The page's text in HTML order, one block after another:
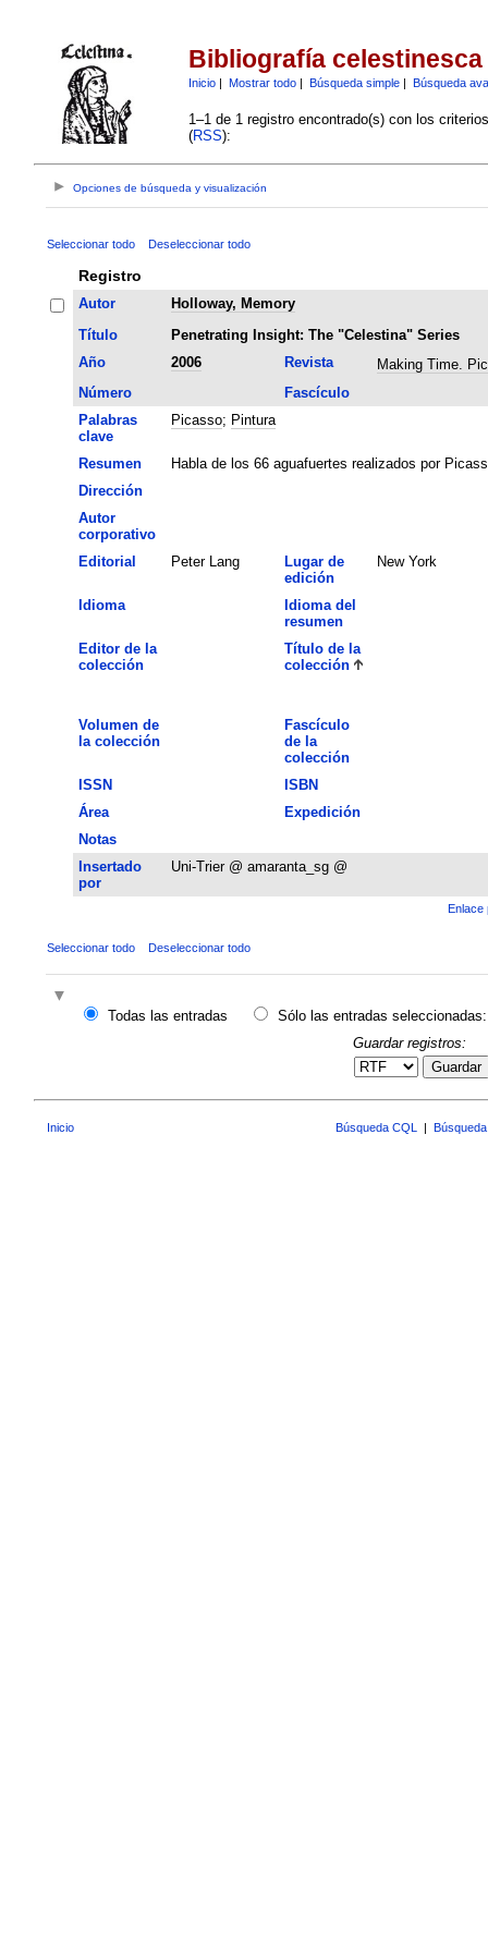
Bibliografía celestinesca
Inicio| Mostrar todo| Búsqueda simple| Búsqueda
1–1 de 1 registro encontrado(s) con los
(RSS):
Opciones de búsqueda y visualización
Seleccionar todo Deseleccionar todo
Registro
Autor
Holloway, Memory
Título
Penetrating Insight: The "Celestina" Series
Año
2006 Revista
Making Time.
Número
Fascículo
Palabras
clave
Picasso; Pintura
Resumen
Habla de los 66 aguafuertes realizados por
Dirección
Autor
corporativo
Editorial
Peter Lang
Lugar de
edición
New York
Idioma
Idioma del
resumen
Editor de la
colección
Título de la
colección
Volumen de
la colección
Fascículo
de la
colección
ISSN
ISBN
Área
Expedición
Notas
Insertado
por
Uni-Trier @ amaranta_sg @
Enlace
Seleccionar todo Deseleccionar todo
Todas las entradas
Sólo las entradas seleccionadas:
Guardar registros:
Guardar
Inicio Búsqueda CQL